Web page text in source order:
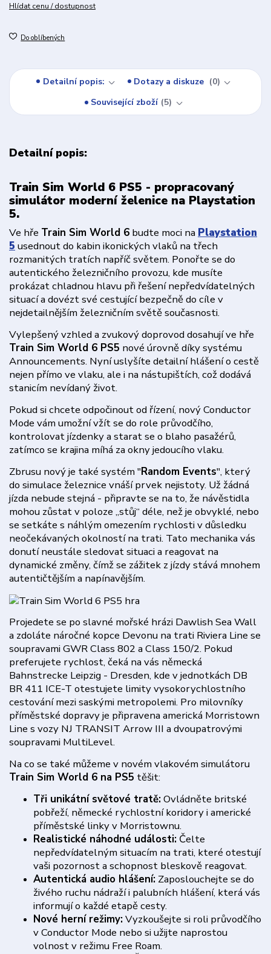
Hlídat cenu / dostupnost
Do oblíbených
Detailní popis: Dotazy a diskuze
0
Související zboží 5
Detailní popis:
Train Sim World 6 PS5 - propracovaný
simulátor moderní želenice na Playstation
5.
Ve hře Train Sim World 6 budte moci na Playstation
5 usednout do kabin ikonických vlaků na třech
rozmanitých tratích napříč světem. Ponořte se do
autentického železničního provozu, kde musíte
prokázat chladnou hlavu při řešení nepředvídatelných
situací a dovézt své cestující bezpečně do cíle v
nejdetailnějším železničním světě současnosti.
Vylepšený vzhled a zvukový doprovod dosahují ve hře
Train Sim World 6 PS5 nové úrovně díky systému
Announcements. Nyní uslyšíte detailní hlášení o cestě
nejen přímo ve vlaku, ale i na nástupištích, což dodává
stanicím nevídaný život.
Pokud si chcete odpočinout od řízení, nový Conductor
Mode vám umožní vžít se do role průvodčího,
kontrolovat jízdenky a starat se o blaho pasažérů,
zatímco se krajina míhá za okny jedoucího vlaku.
Zbrusu nový je také systém "Random Events", který
do simulace železnice vnáší prvek nejistoty. Už žádná
jízda nebude stejná - připravte se na to, že návěstidla
mohou zůstat v poloze „stůj“ déle, než je obvyklé, nebo
se setkáte s náhlým omezením rychlosti v důsledku
neočekávaných okolností na trati. Tato mechanika vás
donutí neustále sledovat situaci a reagovat na
dynamické změny, čímž se zážitek z jízdy stává mnohem
autentičtějším a napínavějším.
Projedete se po slavné mořské hrázi Dawlish Sea Wall
a zdoláte náročné kopce Devonu na trati Riviera Line se
soupravami GWR Class 802 a Class 150/2. Pokud
preferujete rychlost, čeká na vás německá
Bahnstrecke Leipzig - Dresden, kde v jednotkách DB
BR 411 ICE-T otestujete limity vysokorychlostního
cestování mezi saskými metropolemi. Pro milovníky
příměstské dopravy je připravena americká Morristown
Line s vozy NJ TRANSIT Arrow III a dvoupatrovými
soupravami MultiLevel.
Na co se také můžeme v novém vlakovém simulátoru
Train Sim World 6 na PS5 těšit:
Tři unikátní světové tratě:Ovládněte britské
pobřeží, německé rychlostní koridory i americké
příměstské linky v Morristownu.
Realistické náhodné události: Čelte
nepředvídatelným situacím na trati, které otestují
vaši pozornost a schopnost bleskově reagovat.
Autentická audio hlášení: Zaposlouchejte se do
živého ruchu nádraží i palubních hlášení, která vás
informují o každé etapě cesty.
Nové herní režimy:Vyzkoušejte si roli průvodčího
v Conductor Mode nebo si užijte naprostou
volnost v režimu Free Roam.